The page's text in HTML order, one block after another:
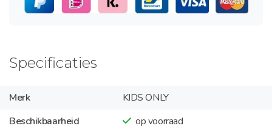
Specificaties
Merk
KIDS ONLY
Beschikbaarheid
op voorraad